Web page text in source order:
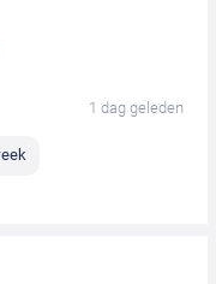
1 dag geleden